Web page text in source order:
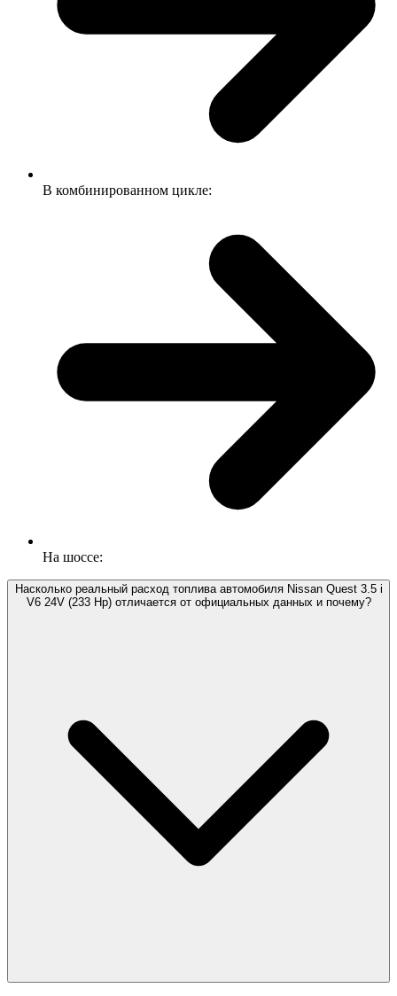
В комбинированном цикле:
На шоссе:
Насколько реальный расход топлива автомобиля Nissan Quest 3.5 i
V6 24V (233 Hp) отличается от официальных данных и почему?